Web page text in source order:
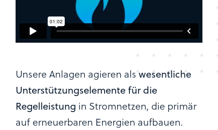
Unsere Anlagen agieren alswesentliche
Unterstützungselemente für die
Regelleistung in Stromnetzen, die primär
auf erneuerbaren Energien aufbauen.